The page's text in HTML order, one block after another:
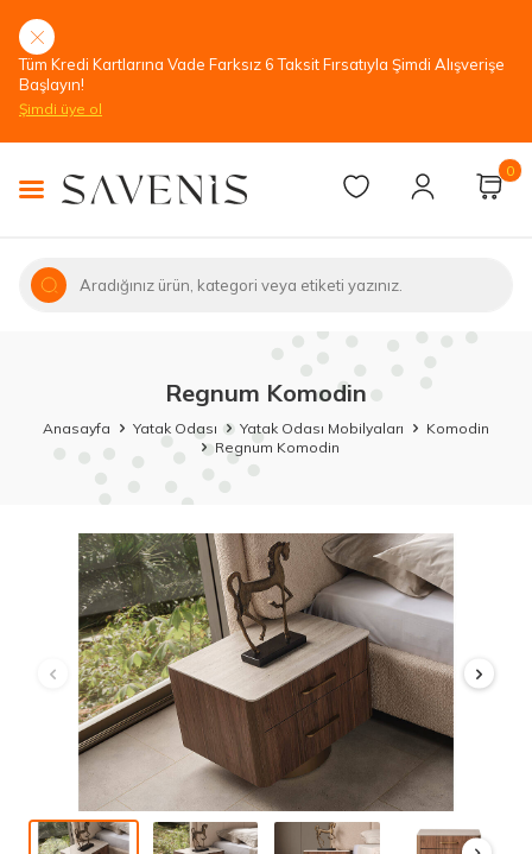
Tüm Kredi Kartlarına Vade Farksız 6 Taksit Fırsatıyla Şimdi Alışverişe
Başlayın!
Şimdi üye ol
0
Regnum Komodin
Anasayfa Yatak Odası Yatak Odası Mobilyaları
Komodin
Regnum Komodin